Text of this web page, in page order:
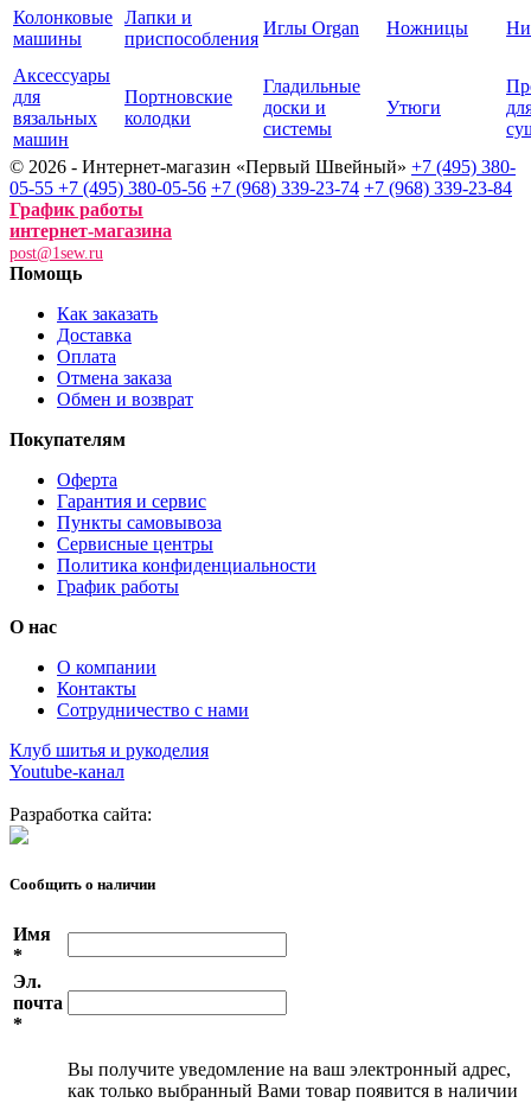
Колонковые
машины
Лапки и
приспособления
Иглы Organ Ножницы
Аксессуары
для
вязальных
машин
Портновские
колодки
Гладильные
доски и
системы
Утюги
© 2026 - Интернет-магазин «Первый Швейный» +7 (495) 380-
05-55 +7 (495) 380-05-56 +7 (968) 339-23-74 +7 (968) 339-23-84
График работы
интернет-магазина
post@1sew.ru
Помощь
Как заказать
Доставка
Оплата
Отмена заказа
Обмен и возврат
Покупателям
Оферта
Гарантия и сервис
Пункты самовывоза
Сервисные центры
Политика конфиденциальности
График работы
О нас
О компании
Контакты
Сотрудничество с нами
Клуб шитья и рукоделия
Youtube-канал
Разработка сайта:
Сообщить о наличии
Имя
*
Эл.
почта
*
Вы получите уведомление на ваш электронный адрес,
как только выбранный Вами товар появится в наличии